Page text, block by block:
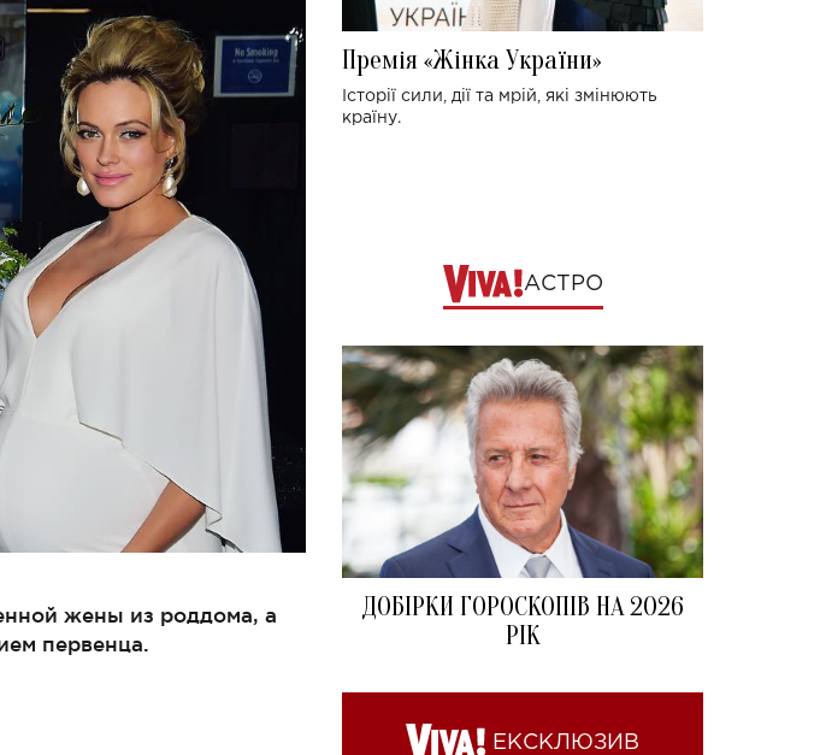
жены из роддома, а
первенца.
Премія «Жінка України»
Історії сили, дії та мрій, які змінюють
країну.
АСТРО
ДОБІРКИ ГОРОСКОПІВ НА 2026
РІК
ЕКСКЛЮЗИВ